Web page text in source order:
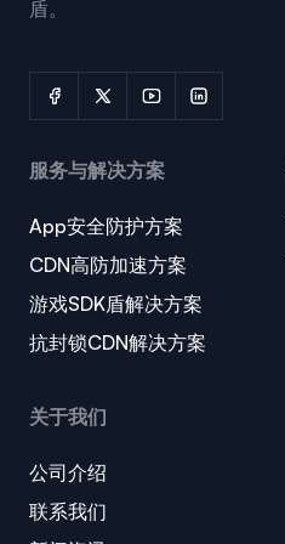
盾。
服务与解决方案
App安全防护方案
CDN高防加速方案
游戏SDK盾解决方案
抗封锁CDN解决方案
关于我们
公司介绍
联系我们